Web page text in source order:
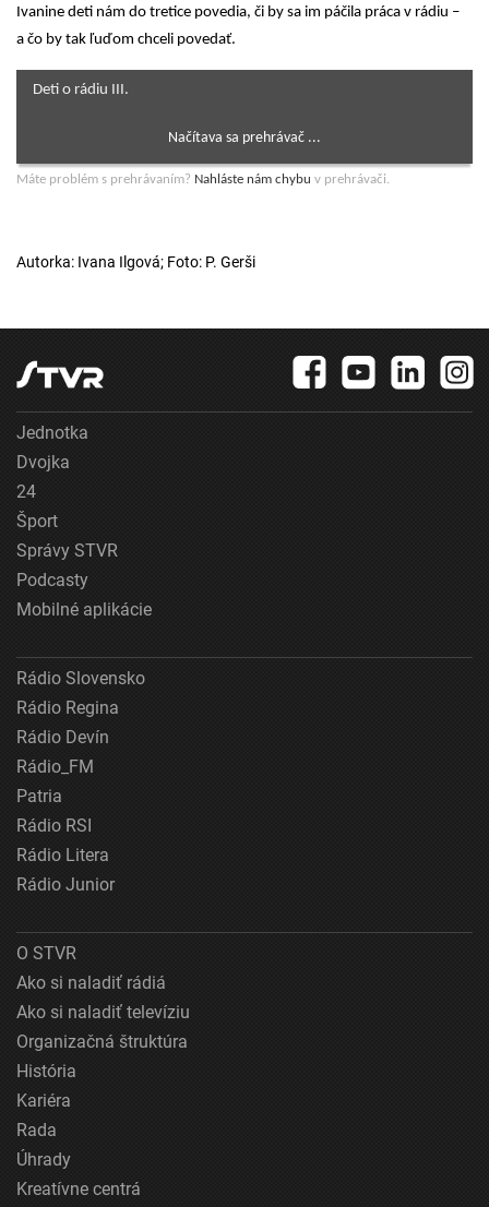
Ivanine deti nám do tretice povedia, či by sa im páčila práca v rádiu –
a čo by tak ľuďom chceli povedať.
Deti o rádiu III.
Máte problém s prehrávaním? Nahláste nám chybu v prehrávači.
Autorka: Ivana Ilgová; Foto: P. Gerši
Jednotka
Dvojka
24
Šport
Správy STVR
Podcasty
Mobilné aplikácie
Rádio Slovensko
Rádio Regina
Rádio Devín
Rádio_FM
Patria
Rádio RSI
Rádio Litera
Rádio Junior
O STVR
Ako si naladiť rádiá
Ako si naladiť televíziu
Organizačná štruktúra
História
Kariéra
Rada
Úhrady
Kreatívne centrá